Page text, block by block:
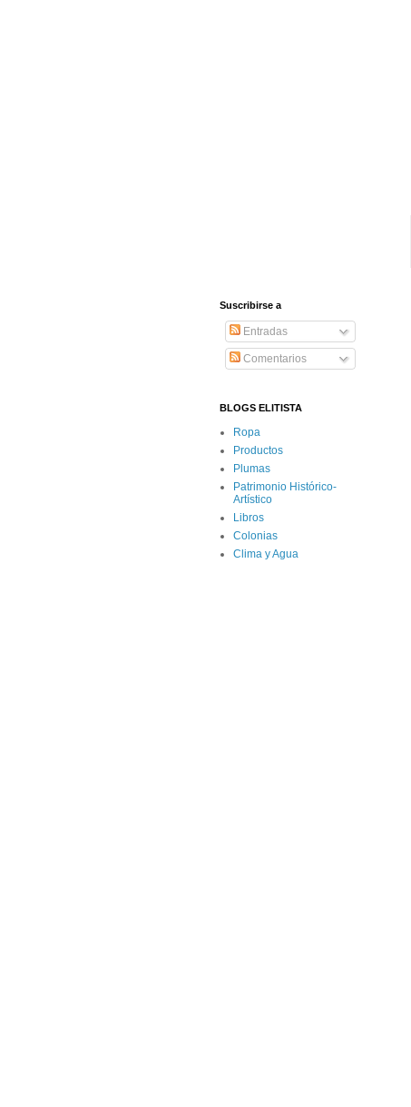
Suscribirse a
Entradas
Comentarios
BLOGS ELITISTA
Ropa
Productos
Plumas
Patrimonio Histórico-
Artístico
Libros
Colonias
Clima y Agua